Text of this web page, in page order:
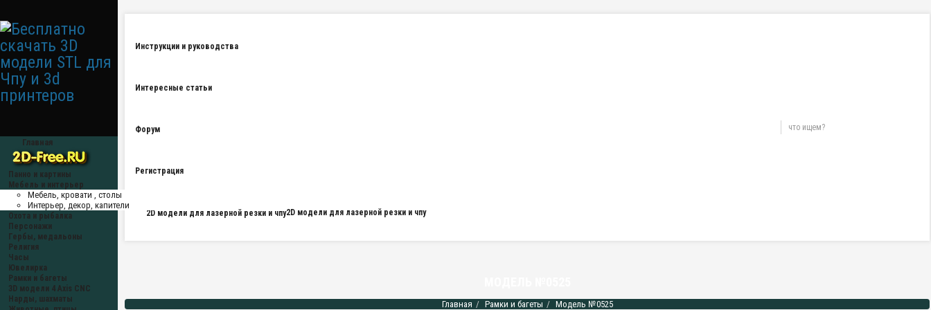
Главная
Панно и картины
Мебель и интерьер
Мебель, кровати , столы
Интерьер, декор, капители
Охота и рыбалка
Персонажи
Гербы, медальоны
Религия
Часы
Ювелирка
Рамки и багеты
3D модели 4 Axis CNC
Нарды, шахматы
Инструкции и руководства
Интересные статьи
Форум
Регистрация
2D модели для лазерной резки и чпу
Главная Рамки и багеты Модель №0525